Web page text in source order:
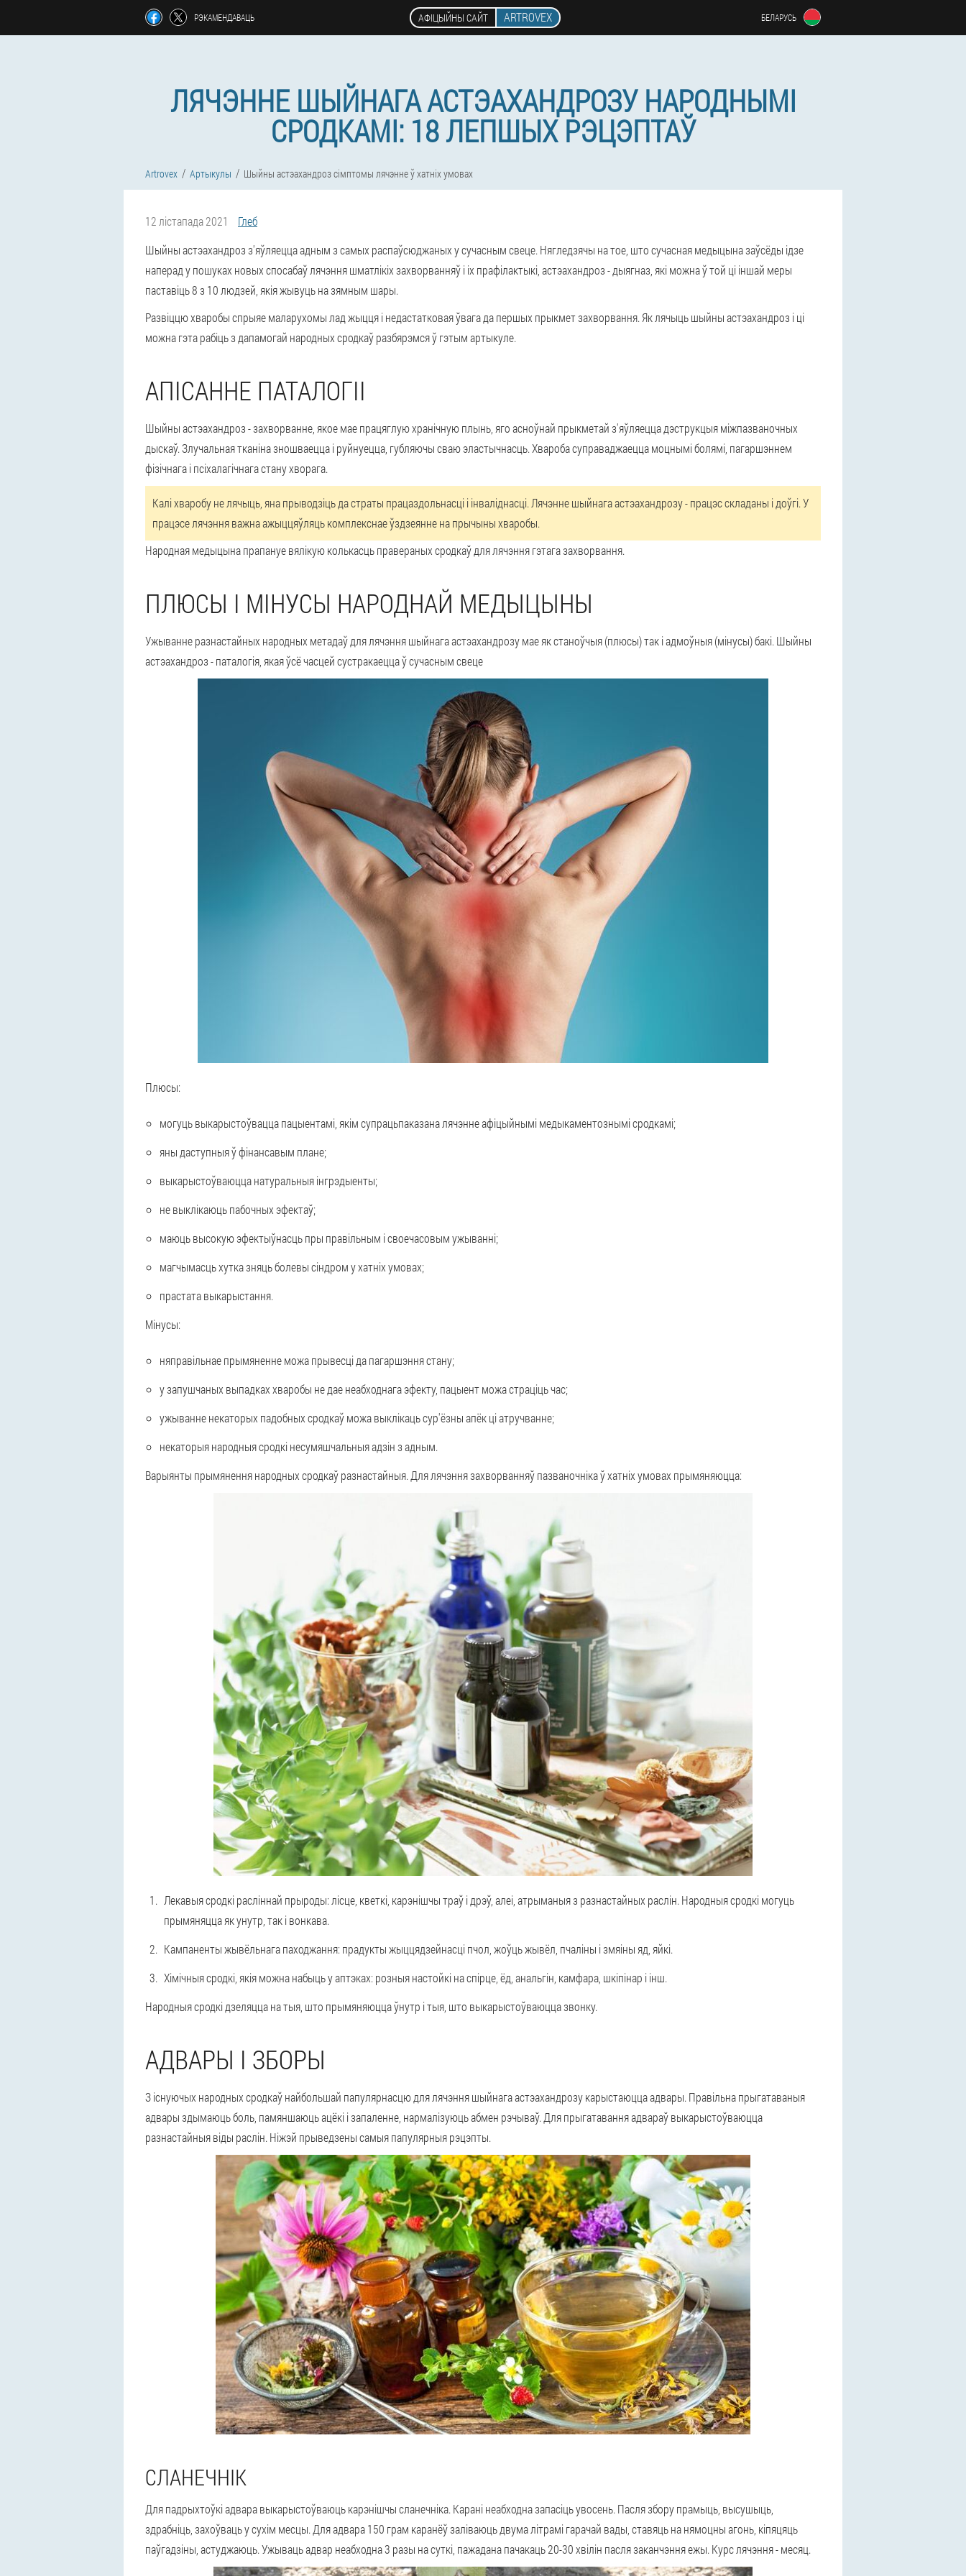
РЭКАМЕНДАВАЦЬ АФІЦЫЙНЫ САЙТ ARTROVEX БЕЛАРУСЬ
ЛЯЧЭННЕ ШЫЙНАГА АСТЭАХАНДРОЗУ НАРОДНЫМІ
СРОДКАМІ: 18 ЛЕПШЫХ РЭЦЭПТАЎ
Artrovex Артыкулы Шыйны астэахандроз сімптомы лячэнне ў хатніх умовах
12 лістапада 2021
Глеб
Шыйны астэахандроз з'яўляецца адным з самых распаўсюджаных у сучасным свеце. Нягледзячы на тое, што сучасная медыцына заўсёды ідзе
наперад у пошуках новых спосабаў лячэння шматлікіх захворванняў і іх прафілактыкі, астэахандроз - дыягназ, які можна ў той ці іншай меры
паставіць 8 з 10 людзей, якія жывуць на зямным шары.
Развіццю хваробы спрыяе маларухомы лад жыцця і недастатковая ўвага да першых прыкмет захворвання. Як лячыць шыйны астэахандроз і ці
можна гэта рабіць з дапамогай народных сродкаў разбярэмся ў гэтым артыкуле.
АПІСАННЕ ПАТАЛОГІІ
Шыйны астэахандроз - захворванне, якое мае працяглую хранічную плынь, яго асноўнай прыкметай з'яўляецца дэструкцыя міжпазваночных
дыскаў. Злучальная тканіна зношваецца і руйнуецца, губляючы сваю эластычнасць. Хвароба суправаджаецца моцнымі болямі, пагаршэннем
фізічнага і псіхалагічнага стану хворага.
Калі хваробу не лячыць, яна прыводзіць да страты працаздольнасці і інваліднасці. Лячэнне шыйнага астэахандрозу - працэс складаны і доўгі. У
працэсе лячэння важна ажыццяўляць комплекснае ўздзеянне на прычыны хваробы.
Народная медыцына прапануе вялікую колькасць правераных сродкаў для лячэння гэтага захворвання.
ПЛЮСЫ І МІНУСЫ НАРОДНАЙ МЕДЫЦЫНЫ
Ужыванне разнастайных народных метадаў для лячэння шыйнага астэахандрозу мае як станоўчыя (плюсы) так і адмоўныя (мінусы) бакі. Шыйны
астэахандроз - паталогія, якая ўсё часцей сустракаецца ў сучасным свеце
Плюсы:
могуць выкарыстоўвацца пацыентамі, якім супрацьпаказана лячэнне афіцыйнымі медыкаментознымі сродкамі;
яны даступныя ў фінансавым плане;
выкарыстоўваюцца натуральныя інгрэдыенты;
не выклікаюць пабочных эфектаў;
маюць высокую эфектыўнасць пры правільным і своечасовым ужыванні;
магчымасць хутка зняць болевы сіндром у хатніх умовах;
прастата выкарыстання.
Мінусы:
няправільнае прымяненне можа прывесці да пагаршэння стану;
у запушчаных выпадках хваробы не дае неабходнага эфекту, пацыент можа страціць час;
ужыванне некаторых падобных сродкаў можа выклікаць сур'ёзны апёк ці атручванне;
некаторыя народныя сродкі несумяшчальныя адзін з адным.
Варыянты прымянення народных сродкаў разнастайныя. Для лячэння захворванняў пазваночніка ў хатніх умовах прымяняюцца:
Лекавыя сродкі расліннай прыроды: лісце, кветкі, карэнішчы траў і дрэў, алеі, атрыманыя з разнастайных раслін. Народныя сродкі могуць
прымяняцца як унутр, так і вонкава.
Кампаненты жывёльнага паходжання: прадукты жыццядзейнасці пчол, жоўць жывёл, пчаліны і змяіны яд, яйкі.
Хімічныя сродкі, якія можна набыць у аптэках: розныя настойкі на спірце, ёд, анальгін, камфара, шкіпінар і інш.
Народныя сродкі дзеляцца на тыя, што прымяняюцца ўнутр і тыя, што выкарыстоўваюцца звонку.
АДВАРЫ І ЗБОРЫ
З існуючых народных сродкаў найбольшай папулярнасцю для лячэння шыйнага астэахандрозу карыстаюцца адвары. Правільна прыгатаваныя
адвары здымаюць боль, памяншаюць ацёкі і запаленне, нармалізуюць абмен рэчываў. Для прыгатавання адвараў выкарыстоўваюцца
разнастайныя віды раслін. Ніжэй прыведзены самыя папулярныя рэцэпты.
СЛАНЕЧНІК
Для падрыхтоўкі адвара выкарыстоўваюць карэнішчы сланечніка. Карані неабходна запасіць увосень. Пасля збору прамыць, высушыць,
здрабніць, захоўваць у сухім месцы. Для адвара 150 грам каранёў заліваюць двума літрамі гарачай вады, ставяць на нямоцны агонь, кіпяцяць
паўгадзіны, астуджаюць. Ужываць адвар неабходна 3 разы на суткі, пажадана пачакаць 20-30 хвілін пасля заканчэння ежы. Курс лячэння - месяц.